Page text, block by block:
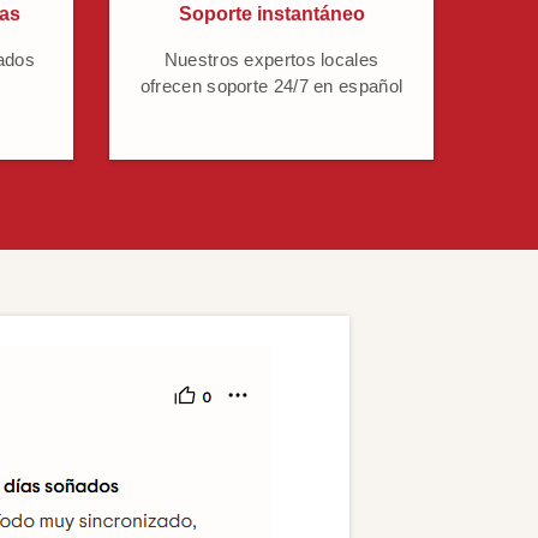
Soporte instantáneo
Nuestros expertos locales
ofrecen soporte 24/7 en español